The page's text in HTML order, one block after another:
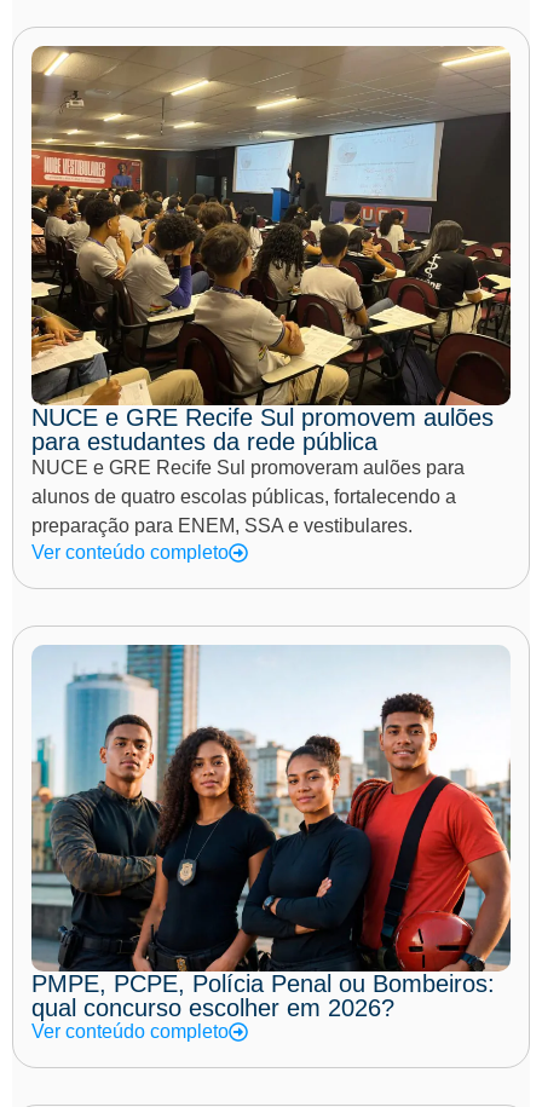
NUCE e GRE Recife Sul promovem aulões
para estudantes da rede pública
NUCE e GRE Recife Sul promoveram aulões para
alunos de quatro escolas públicas, fortalecendo a
preparação para ENEM, SSA e vestibulares.
Ver conteúdo completo
PMPE, PCPE, Polícia Penal ou Bombeiros:
qual concurso escolher em 2026?
Ver conteúdo completo